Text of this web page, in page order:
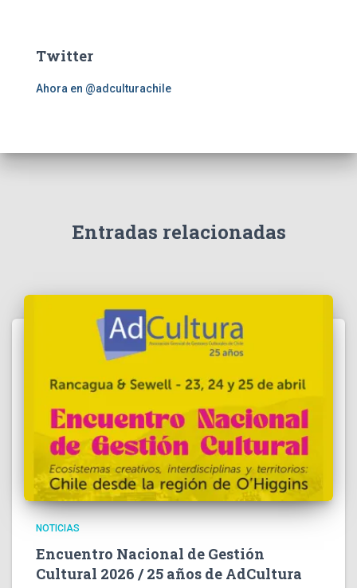
r
Twitter
Ahora en @adculturachile
Entradas relacionadas
NOTICIAS
Encuentro Nacional de Gestión
Cultural 2026 / 25 años de AdCultura